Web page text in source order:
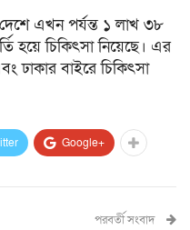
এখন পর্যন্ত ১ লাখ ৩৮
হয়ে চিকিৎসা নিয়েছে। এর
ঢাকার বাইরে চিকিৎসা
Google+
পরবর্তী সংবাদ